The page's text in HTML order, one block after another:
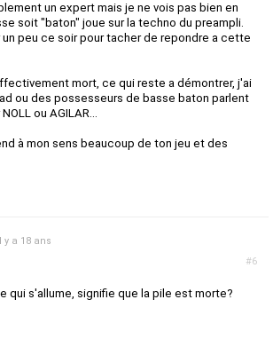
un expert mais je ne vois pas bien en
soit "baton" joue sur la techno du preampli.
peu ce soir pour tacher de repondre a cette
mort, ce qui reste a démontrer, j'ai
ou des possesseurs de basse baton parlent
ou AGILAR...
à mon sens beaucoup de ton jeu et des
#6
y a 18 ans
qui s'allume, signifie que la pile est morte?